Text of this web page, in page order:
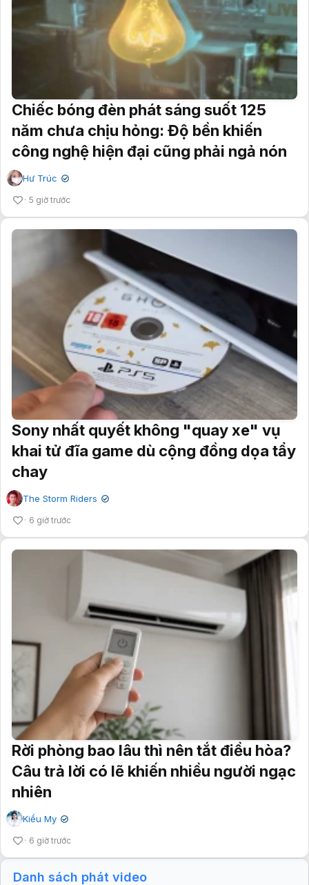
Chiếc bóng đèn phát sáng suốt 125
năm chưa chịu hỏng: Độ bền khiến
công nghệ hiện đại cũng phải ngả nón
Hư Trúc ✔
5 giờ trước
Sony nhất quyết không "quay xe" vụ
khai tử đĩa game dù cộng đồng dọa tẩy
chay
The Storm Riders ✔
6 giờ trước
Rời phòng bao lâu thì nên tắt điều hòa?
Câu trả lời có lẽ khiến nhiều người ngạc
nhiên
Kiều My ✔
6 giờ trước
Danh sách phát video